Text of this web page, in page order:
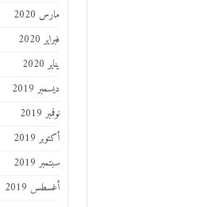
مارس 2020
فبراير 2020
يناير 2020
ديسمبر 2019
نوفمبر 2019
أكتوبر 2019
سبتمبر 2019
أغسطس 2019